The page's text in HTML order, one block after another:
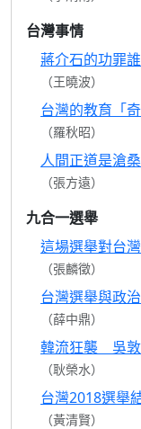
台灣事情
蔣介石的功罪
（王曉波）
台灣的教育「奇
（羅秋昭）
人間正道是滄桑
（張方遠）
九合一選舉
這場選舉對台
（張麟徵）
台灣選舉與政
（薛中鼎）
韓流狂襲 吳敦
（耿榮水）
台灣2018選舉
（黃清賢）